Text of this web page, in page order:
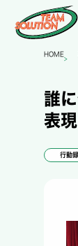
HOME
>
誰
表
行動録